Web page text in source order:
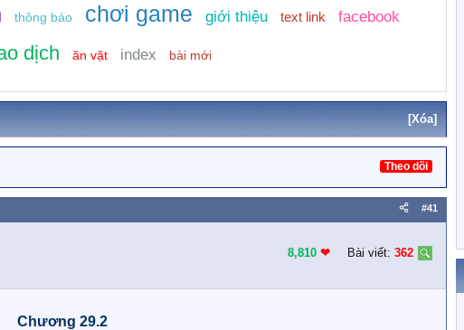
thông báo chơi game giới thiệu text link facebook
dịch ăn vặt index bài mới
[Xóa]
Theo dõi
#41
8,810 ❤︎ Bài viết: 362
Chương 29.2